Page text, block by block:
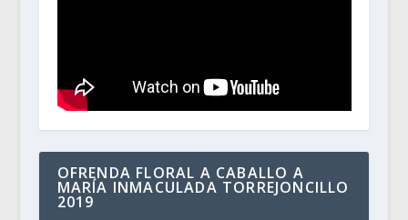
OFRENDA FLORAL A CABALLO A
MARÍA INMACULADA TORREJONCILLO
2019